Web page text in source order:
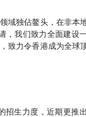
域独佔鳌头，在非本
，我们致力全面建设
致力令香港成为全球
招生力度，近期更推